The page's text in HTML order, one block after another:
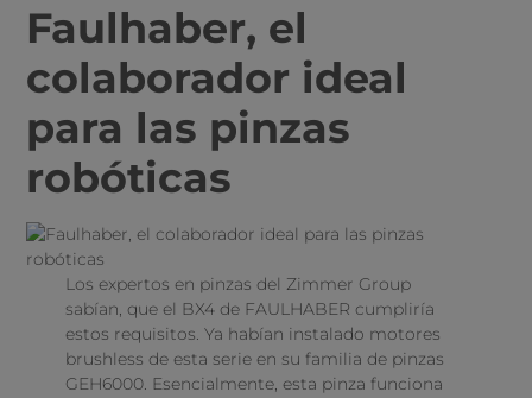
Faulhaber, el
colaborador ideal
para las pinzas
robóticas
Los expertos en pinzas del Zimmer Group
sabían, que el BX4 de FAULHABER cumpliría
estos requisitos. Ya habían instalado motores
brushless de esta serie en su familia de pinzas
GEH6000. Esencialmente, esta pinza funciona